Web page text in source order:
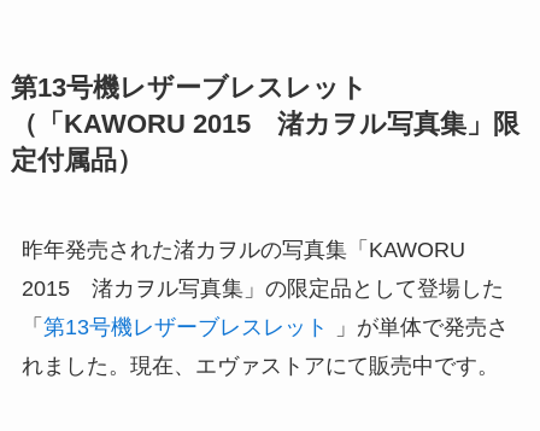
第13号機レザーブレスレット
（「KAWORU 2015 渚カヲル写真集」限
定付属品）
昨年発売された渚カヲルの写真集「KAWORU
2015 渚カヲル写真集」の限定品として登場した
「 第13号機レザーブレスレット
」が単体で発売さ
れました。現在、エヴァストアにて販売中です。